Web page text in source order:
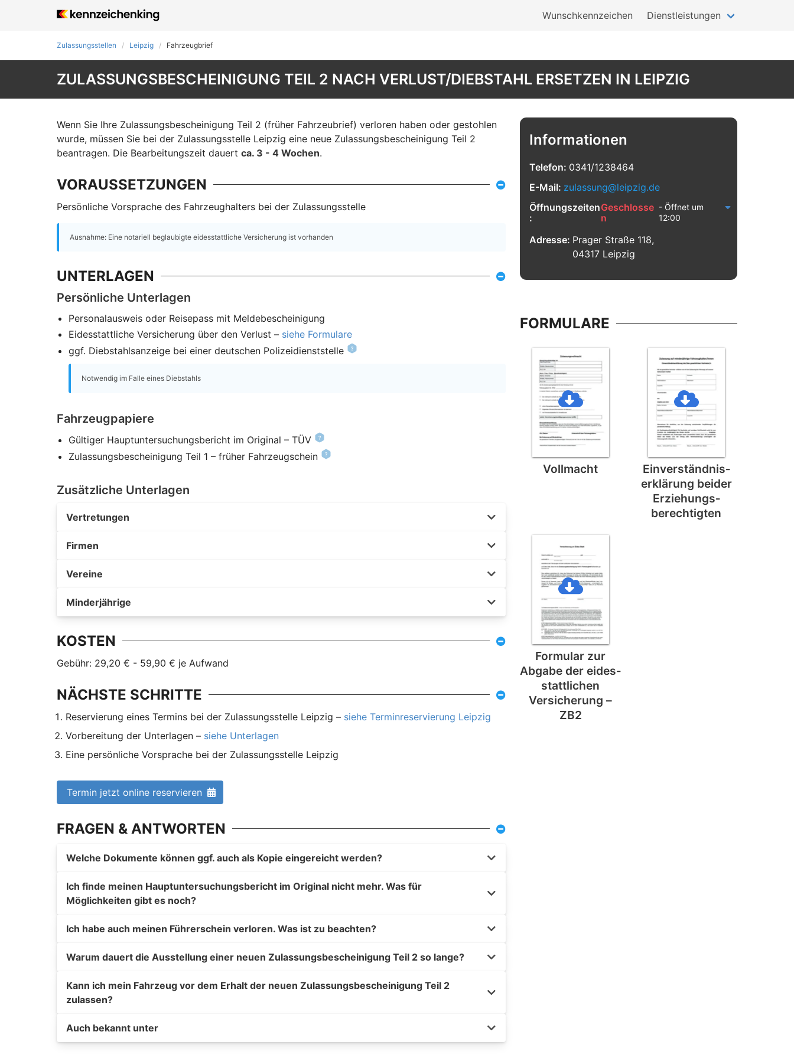
Wunschkennzeichen Dienstleistungen
Zulassungsstellen Leipzig Fahrzeugbrief
ZULASSUNGSBESCHEINIGUNG TEIL 2 NACH VERLUST/DIEBSTAHL ERSETZEN IN LEIPZIG
Wenn Sie Ihre Zulassungsbescheinigung Teil 2 (früher Fahrzeubrief) verloren haben oder gestohlen
wurde, müssen Sie bei der Zulassungsstelle Leipzig eine neue Zulassungsbescheinigung Teil 2
beantragen. Die Bearbeitungszeit dauert ca. 3 - 4 Wochen.
VORAUSSETZUNGEN
Persönliche Vorsprache des Fahrzeughalters bei der Zulassungsstelle
Ausnahme: Eine notariell beglaubigte eidesstattliche Versicherung ist vorhanden
UNTERLAGEN
Persönliche Unterlagen
Personalausweis oder Reisepass mit Meldebescheinigung
Eidesstattliche Versicherung über den Verlust – siehe Formulare
ggf. Diebstahlsanzeige bei einer deutschen Polizeidienststelle
Notwendig im Falle eines Diebstahls
Fahrzeugpapiere
Gültiger Hauptuntersuchungsbericht im Original – TÜV
Zulassungsbescheinigung Teil 1 – früher Fahrzeugschein
Zusätzliche Unterlagen
Vertretungen
Firmen
Vereine
Minderjährige
KOSTEN
Gebühr: 29,20 € - 59,90 € je Aufwand
NÄCHSTE SCHRITTE
Reservierung eines Termins bei der Zulassungsstelle Leipzig – siehe Terminreservierung Leipzig
Vorbereitung der Unterlagen – siehe Unterlagen
Eine persönliche Vorsprache bei der Zulassungsstelle Leipzig
Termin jetzt online reservieren
FRAGEN & ANTWORTEN
Welche Dokumente können ggf. auch als Kopie eingereicht werden?
Ich finde meinen Hauptuntersuchungsbericht im Original nicht mehr. Was für
Möglichkeiten gibt es noch?
Ich habe auch meinen Führerschein verloren. Was ist zu beachten?
Warum dauert die Ausstellung einer neuen Zulassungsbescheinigung Teil 2 so lange?
Kann ich mein Fahrzeug vor dem Erhalt der neuen Zulassungsbescheinigung Teil 2
zulassen?
Auch bekannt unter
Informationen
Telefon: 0341/1238464
E-Mail: zulassung@leipzig.de
Öffnungszeiten
:
Geschlosse
n
- Öffnet um
12:00
Adresse: Prager Straße 118,
04317 Leipzig
FORMULARE
Vollmacht
Einverständnis­
erklärung beider
Erziehungs­
berechtigten
Formular zur
Abgabe der eides­
stattlichen
Versicherung –
ZB2